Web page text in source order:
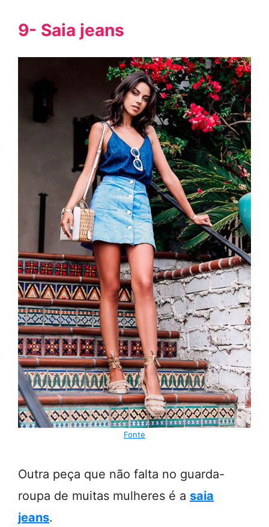
9- Saia jeans
Fonte
Outra peça que não falta no guarda-
roupa de muitas mulheres é a saia
jeans.